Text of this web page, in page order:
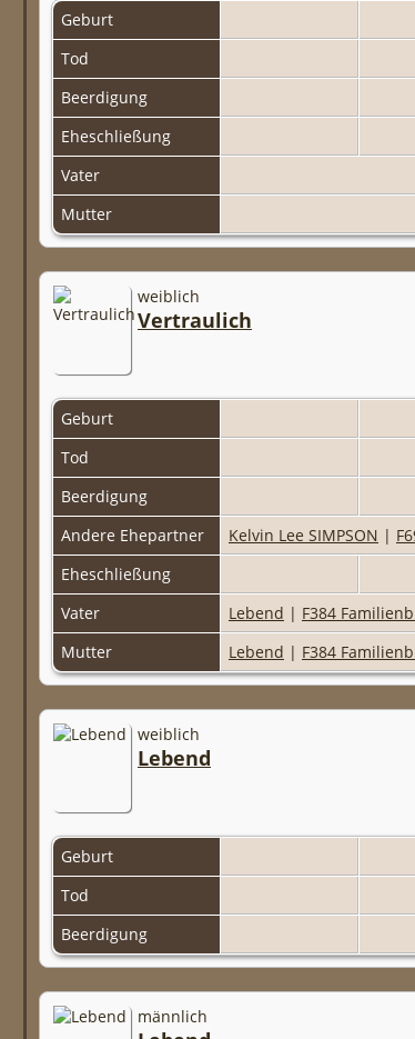
Geburt
Tod
Beerdigung
Eheschließung
Vater
Mutter
weiblich
Vertraulich
Geburt
Tod
Beerdigung
Andere Ehepartner
Kelvin Lee SIMPSON |
Eheschließung
Vater
Lebend | F384
Mutter
Lebend | F384
weiblich
Lebend
Geburt
Tod
Beerdigung
männlich